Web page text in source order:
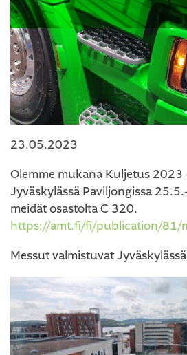
23.05.2023
Olemme mukana Kuljetus 2023
Jyväskylässä Paviljongissa
meidät osastolta C 320.
https://amt.fi/fi/publication/81/
Messut valmistuvat